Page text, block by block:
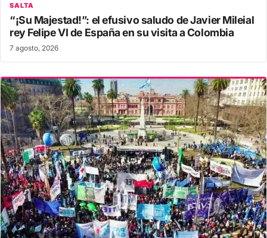
SALTA
“¡Su Majestad!”: el efusivo saludo de Javier Mileial
rey Felipe VI de España en su visita a Colombia
7 agosto, 2026